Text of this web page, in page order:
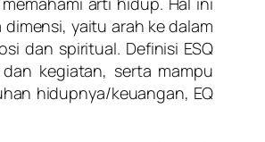
yaitu arah ke dalam
dan spiritual. Definisi ESQ
kegiatan, serta mampu
hidupnya/keuangan, EQ